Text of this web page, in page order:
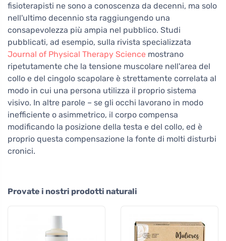
fisioterapisti ne sono a conoscenza da decenni, ma solo
nell'ultimo decennio sta raggiungendo una
consapevolezza più ampia nel pubblico. Studi
pubblicati, ad esempio, sulla rivista specializzata
Journal of Physical Therapy Science mostrano
ripetutamente che la tensione muscolare nell'area del
collo e del cingolo scapolare è strettamente correlata al
modo in cui una persona utilizza il proprio sistema
visivo. In altre parole – se gli occhi lavorano in modo
inefficiente o asimmetrico, il corpo compensa
modificando la posizione della testa e del collo, ed è
proprio questa compensazione la fonte di molti disturbi
cronici.
Provate i nostri prodotti naturali